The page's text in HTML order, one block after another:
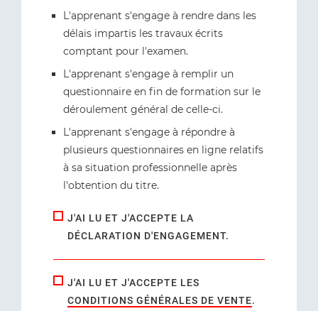
L'apprenant s'engage à rendre dans les
délais impartis les travaux écrits
comptant pour l'examen.
L'apprenant s'engage à remplir un
questionnaire en fin de formation sur le
déroulement général de celle-ci.
L'apprenant s'engage à répondre à
plusieurs questionnaires en ligne relatifs
à sa situation professionnelle après
l'obtention du titre.
J'AI LU ET J'ACCEPTE LA
DÉCLARATION D'ENGAGEMENT.
J'AI LU ET J'ACCEPTE LES
CONDITIONS GÉNÉRALES DE VENTE.